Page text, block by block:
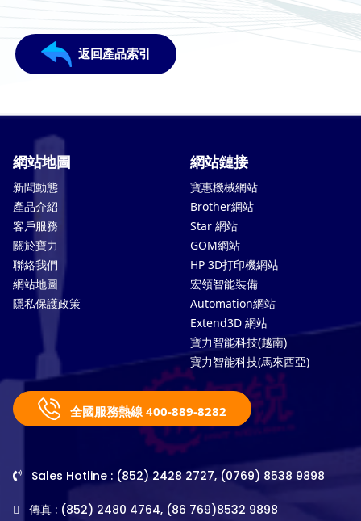
返回產品索引
網站地圖
新聞動態
產品介紹
客戶服務
關於寶力
聯絡我們
網站地圖
隱私保護政策
網站鏈接
寶惠機械網站
Brother網站
Star 網站
GOM網站
HP 3D打印機網站
宏領智能裝備
Automation網站
Extend3D 網站
寶力智能科技(越南)
寶力智能科技(馬來西亞)
全國服務熱線 400-889-8282
Sales Hotline : (852) 2428 2727, (0769) 8538 9898
傳真 : (852) 2480 4764, (86 769)8532 9898